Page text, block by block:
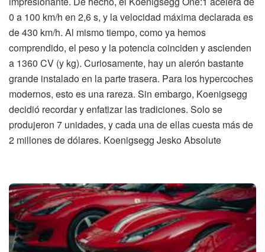
0 a 100 km/h en 2,6 s, y la velocidad máxima declarada es
de 430 km/h. Al mismo tiempo, como ya hemos
comprendido, el peso y la potencia coinciden y ascienden
a 1360 CV (y kg). Curiosamente, hay un alerón bastante
grande instalado en la parte trasera. Para los hypercoches
modernos, esto es una rareza. Sin embargo, Koenigsegg
decidió recordar y enfatizar las tradiciones. Solo se
produjeron 7 unidades, y cada una de ellas cuesta más de
2 millones de dólares. Koenigsegg Jesko Absolute